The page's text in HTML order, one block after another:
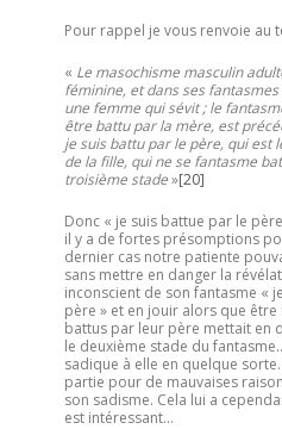
Pour rappel je vous renvoie au
« Le masochisme masculin
féminine, et dans ses fantasmes
une femme qui sévit ; le
être battu par la mère, est
je suis battu par le père, qui est
de la fille, qui ne se fantasme
troisième stade»[20]
Donc « je suis battue par le
il y a de fortes présomptions
dernier cas notre patiente
sans mettre en danger la
inconscient de son fantasme «
père » et en jouir alors que
battus par leur père mettait en
le deuxième stade du
sadique à elle en quelque
partie pour de mauvaises
son sadisme. Cela lui a
est intéressant…